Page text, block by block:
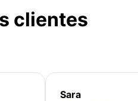
clientes
Sara